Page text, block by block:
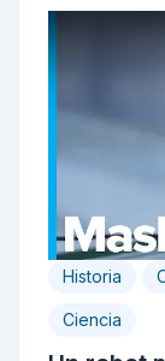
Historia
Ciencia